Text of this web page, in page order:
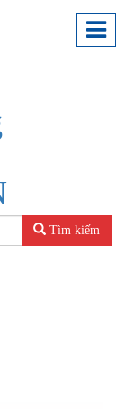
Tìm kiếm